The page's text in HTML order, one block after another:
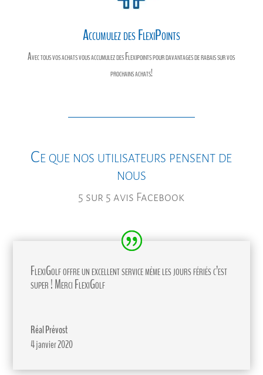
Accumulez des FlexiPoints
Avec tous vos achats vous accumulez des Flexipoints pour davantages de rabais sur vos
prochains achats!
Ce que nos utilisateurs pensent de
nous
5 sur 5 avis Facebook
FlexiGolf offre un excellent service même les jours fériés c’est
super ! Merci FlexiGolf
Réal Prévost
4 janvier 2020